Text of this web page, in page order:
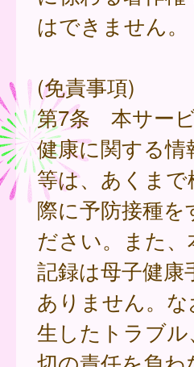
はできません。
(免責事項)
第7条 本サー
健康に関する
等は、あくま
際に予防接種
ださい。また
記録は母子健
ありません。
生したトラブ